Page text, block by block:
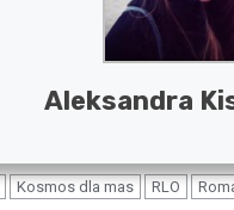
Aleksandra
Kosmos dla mas RLO